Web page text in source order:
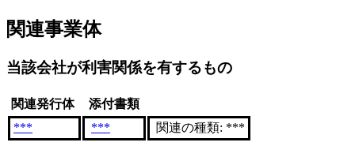
関連事業体
当該会社が利害関係を有するもの
関連発行体
添付書類
***
*** 関連の種類: ***